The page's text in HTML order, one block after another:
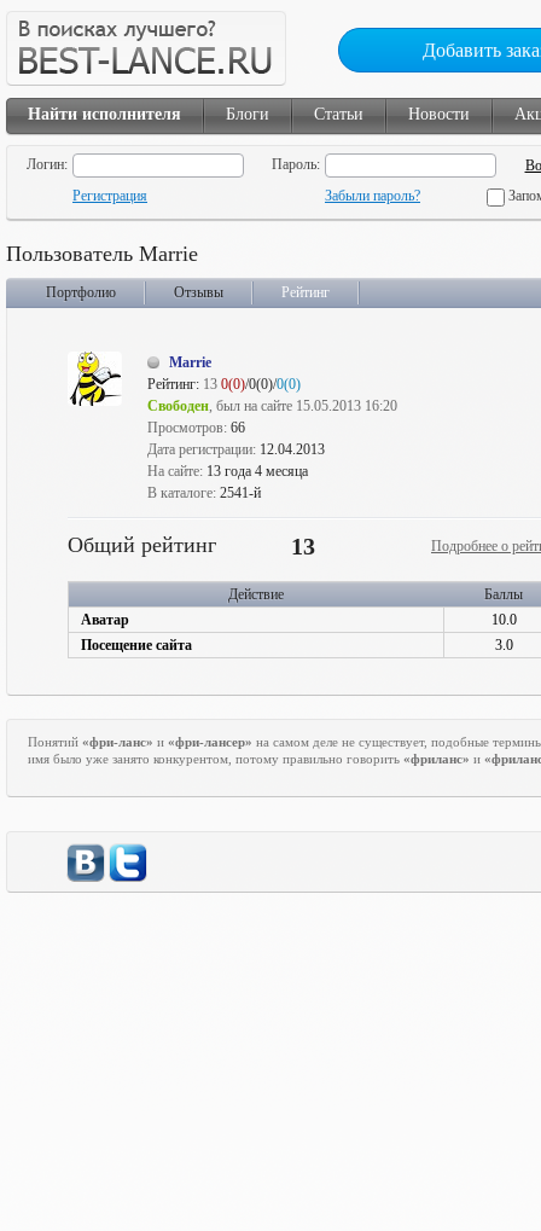
Добавить
Найти исполнителя Блоги Статьи Новости
Логин:
Пароль:
Регистрация
Забыли пароль?
Пользователь Marrie
Портфолио Отзывы Рейтинг
Marrie
Рейтинг: 13 0(0)/0(0)/0(0)
Свободен, был на сайте 15.05.2013 16:20
Просмотров: 66
Дата регистрации: 12.04.2013
На сайте: 13 года 4 месяца
В каталоге: 2541-й
Общий рейтинг 13 Подробнее о
Действие
Баллы
Аватар
10.0
Посещение сайта
3.0
Понятий «фри-ланс» и «фри-лансер» на самом деле не существует, подобные
имя было уже занято конкурентом, потому правильно говорить «фриланс» и